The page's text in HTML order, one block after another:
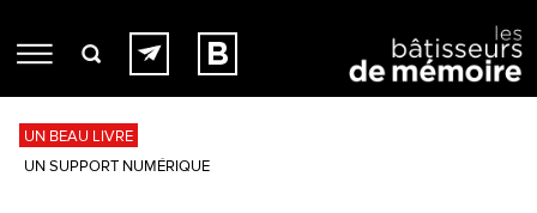
UN BEAU LIVRE
UN SUPPORT NUMÉRIQUE